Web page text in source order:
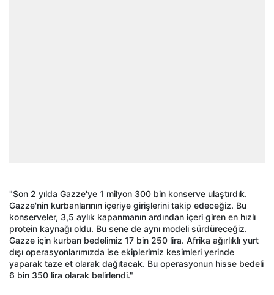
"Son 2 yılda Gazze'ye 1 milyon 300 bin konserve ulaştırdık.
Gazze'nin kurbanlarının içeriye girişlerini takip edeceğiz. Bu
konserveler, 3,5 aylık kapanmanın ardından içeri giren en hızlı
protein kaynağı oldu. Bu sene de aynı modeli sürdüreceğiz.
Gazze için kurban bedelimiz 17 bin 250 lira. Afrika ağırlıklı yurt
dışı operasyonlarımızda ise ekiplerimiz kesimleri yerinde
yaparak taze et olarak dağıtacak. Bu operasyonun hisse bedeli
6 bin 350 lira olarak belirlendi."